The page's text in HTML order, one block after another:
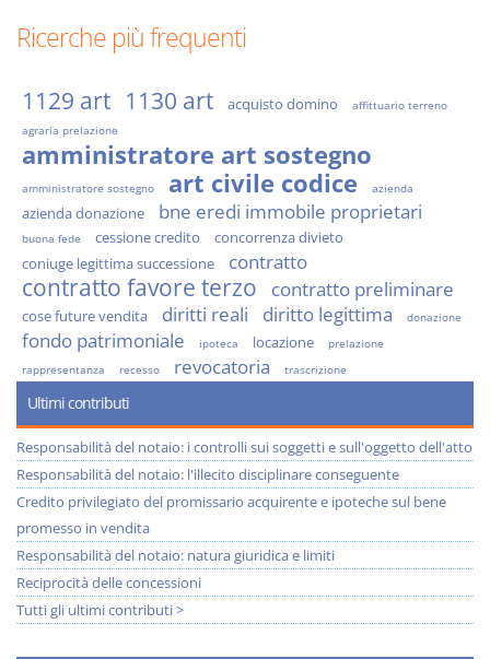
Ricerche più frequenti
1129 art 1130 art acquisto domino
affittuario terreno
agraria prelazione
amministratore art sostegno
amministratore sostegno art civile codice azienda
azienda donazione bne eredi immobile proprietari
buona fede cessione credito
concorrenza divieto
coniuge legittima successione
contratto
contratto favore terzo contratto preliminare
cose future vendita diritti reali diritto legittima donazione
fondo patrimoniale ipoteca locazione
prelazione
rappresentanza
recesso revocatoria trascrizione
Ultimi contributi
Responsabilità del notaio: i controlli sui soggetti e sull'oggetto dell'atto
Responsabilità del notaio: l'illecito disciplinare conseguente
Credito privilegiato del promissario acquirente e ipoteche sul bene
promesso in vendita
Responsabilità del notaio: natura giuridica e limiti
Reciprocità delle concessioni
Tutti gli ultimi contributi >